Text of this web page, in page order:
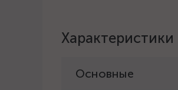
Характеристики
Основные